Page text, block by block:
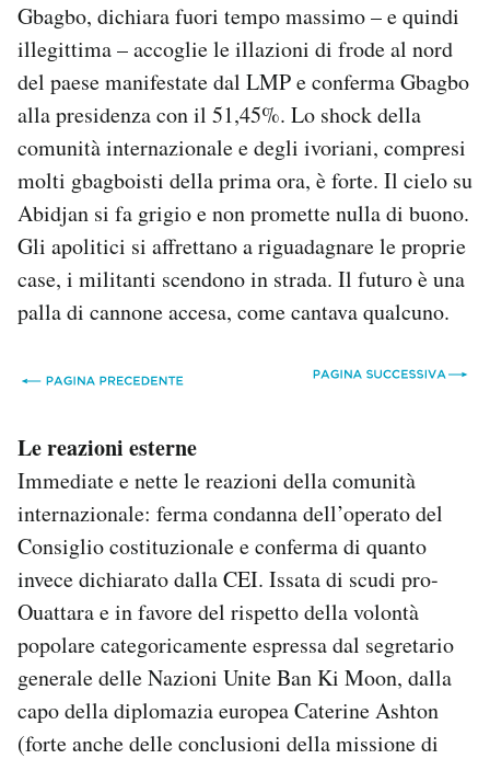
Gbagbo, dichiara fuori tempo massimo – e quindi
illegittima – accoglie le illazioni di frode al nord
del paese manifestate dal LMP e conferma Gbagbo
alla presidenza con il 51,45%. Lo shock della
comunità internazionale e degli ivoriani, compresi
molti gbagboisti della prima ora, è forte. Il cielo su
Abidjan si fa grigio e non promette nulla di buono.
Gli apolitici si affrettano a riguadagnare le proprie
case, i militanti scendono in strada. Il futuro è una
palla di cannone accesa, come cantava qualcuno.
Le reazioni esterne
Immediate e nette le reazioni della comunità
internazionale: ferma condanna dell’operato del
Consiglio costituzionale e conferma di quanto
invece dichiarato dalla CEI. Issata di scudi pro-
Ouattara e in favore del rispetto della volontà
popolare categoricamente espressa dal segretario
generale delle Nazioni Unite Ban Ki Moon, dalla
capo della diplomazia europea Caterine Ashton
(forte anche delle conclusioni della missione di